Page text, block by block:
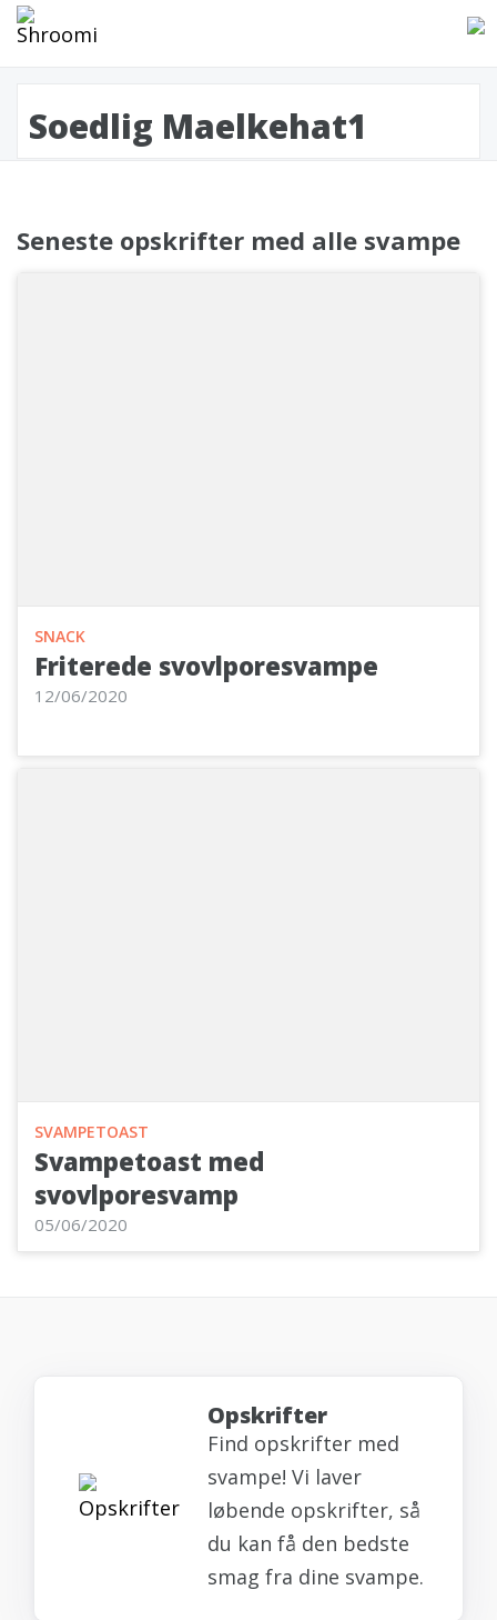
Soedlig Maelkehat1
Seneste opskrifter med alle svampe
SNACK
Friterede svovlporesvampe
12/06/2020
SVAMPETOAST
Svampetoast med
svovlporesvamp
05/06/2020
Opskrifter
Find opskrifter med
svampe! Vi laver
løbende opskrifter, så
du kan få den bedste
smag fra dine svampe.